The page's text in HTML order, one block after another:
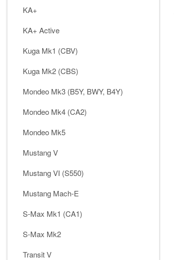
KA+
KA+ Active
Kuga Mk1 (CBV)
Kuga Mk2 (CBS)
Mondeo Mk3 (B5Y, BWY, B4Y)
Mondeo Mk4 (CA2)
Mondeo Mk5
Mustang V
Mustang VI (S550)
Mustang Mach-E
S-Max Mk1 (CA1)
S-Max Mk2
Transit V